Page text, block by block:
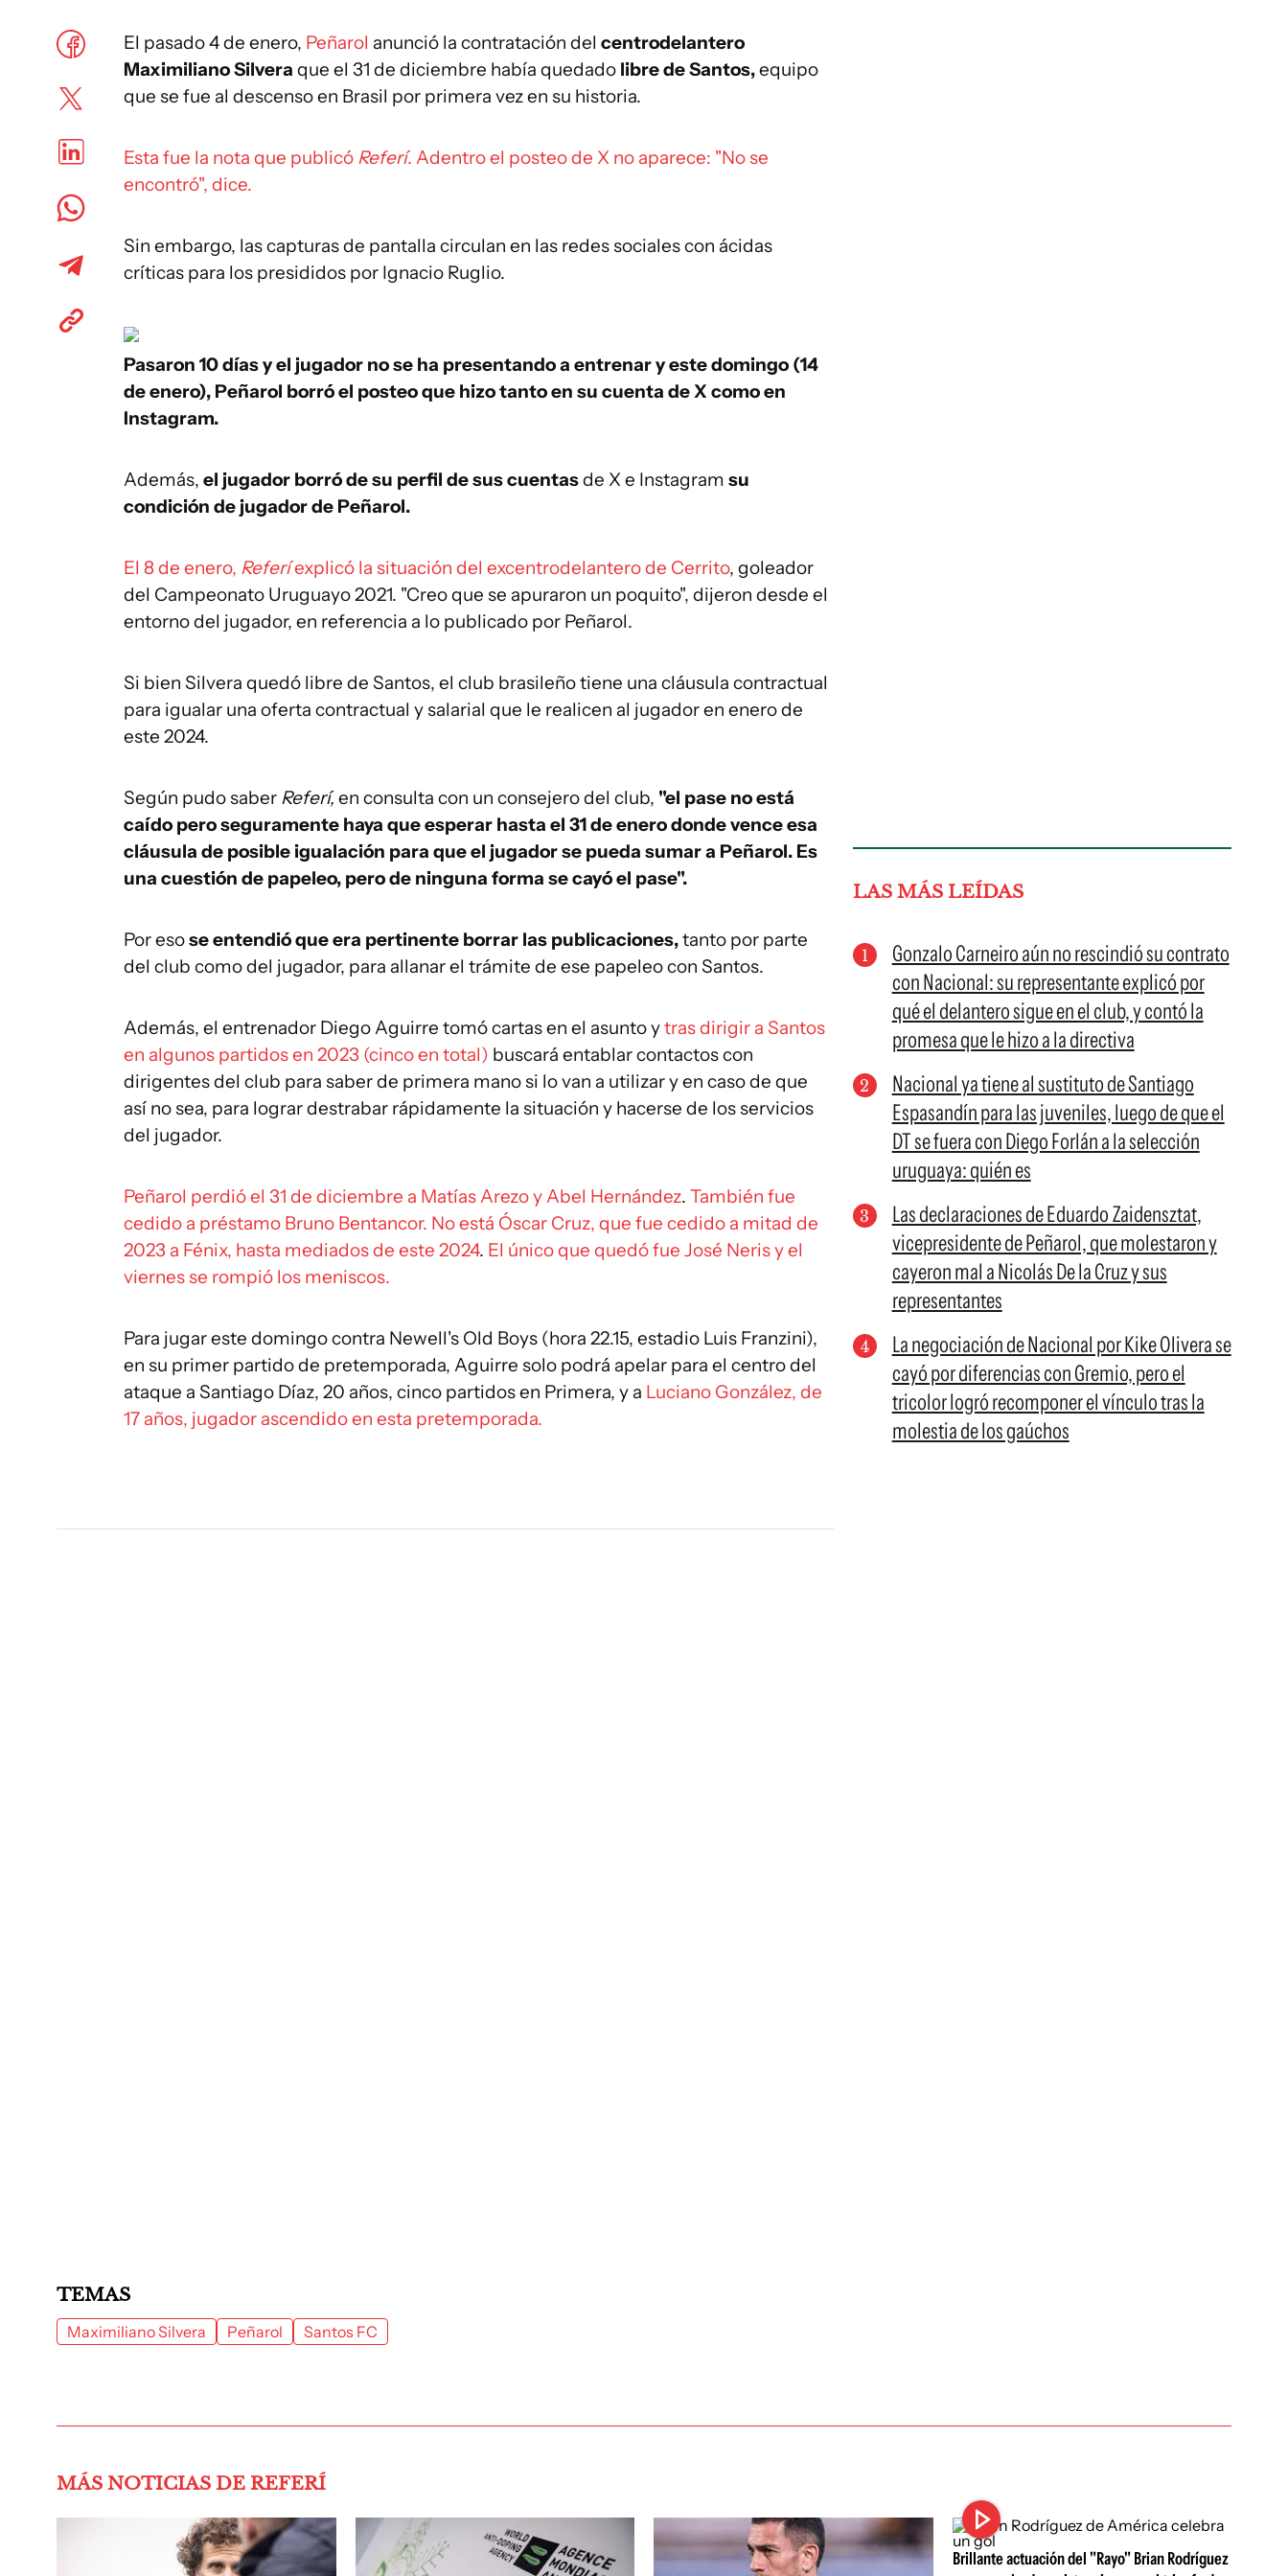
El pasado 4 de enero, Peñarol anunció la contratación del centrodelantero
Maximiliano Silvera que el 31 de diciembre había quedado libre de Santos,equipo
que se fue al descenso en Brasil por primera vez en su historia.
Esta fue la nota que publicó Referí. Adentro el posteo de X no aparece: "No se
encontró", dice.
Sin embargo, las capturas de pantalla circulan en las redes sociales con ácidas
críticas para los presididos por Ignacio Ruglio.
Pasaron 10 días y el jugador no se ha presentando a entrenar y este domingo (14
de enero), Peñarol borró el posteo que hizo tanto en su cuenta de X como en
Instagram.
Además, el jugador borró de su perfil de sus cuentasde X e Instagram su
condición de jugador de Peñarol.
El 8 de enero, Referíexplicó la situación del excentrodelantero de Cerrito, goleador
del Campeonato Uruguayo 2021. "Creo que se apuraron un poquito", dijeron desde el
entorno del jugador, en referencia a lo publicado por Peñarol.
Si bien Silvera quedó libre de Santos, el club brasileño tiene una cláusula contractual
para igualar una oferta contractual y salarial que le realicen al jugador en enero de
este 2024.
Según pudo saber Referí,en consulta con un consejero del club, "el pase no está
caído pero seguramente haya que esperar hasta el 31 de enero donde vence esa
cláusula de posible igualación para que el jugador se pueda sumar a Peñarol. Es
una cuestión de papeleo, pero de ninguna forma se cayó el pase".
Por esose entendió que era pertinente borrar las publicaciones,tanto por parte
del club como del jugador, para allanar el trámite de ese papeleo con Santos.
Además, el entrenador Diego Aguirre tomó cartas en el asunto ytras dirigir a Santos
en algunos partidos en 2023 (cinco en total) buscará entablar contactos con
dirigentes del club para saber de primera mano si lo van a utilizar y en caso de que
así no sea, para lograr destrabar rápidamente la situación y hacerse de los servicios
del jugador.
Peñarol perdió el 31 de diciembre a Matías Arezo y Abel Hernández. También fue
cedido a préstamo Bruno Bentancor. No está Óscar Cruz, que fue cedido a mitad de
2023 a Fénix, hasta mediados de este 2024. El único que quedó fue José Neris y el
viernes se rompió los meniscos.
Para jugar este domingo contra Newell's Old Boys (hora 22.15, estadio Luis Franzini),
en su primer partido de pretemporada, Aguirre solo podrá apelar para el centro del
ataque a Santiago Díaz, 20 años, cinco partidos en Primera, y a Luciano González, de
17 años, jugador ascendido en esta pretemporada.
LAS MÁS LEÍDAS
Gonzalo Carneiro aún no rescindió su contrato
con Nacional: su representante explicó por
qué el delantero sigue en el club, y contó la
promesa que le hizo a la directiva
Nacional ya tiene al sustituto de Santiago
Espasandín para las juveniles, luego de que el
DT se fuera con Diego Forlán a la selección
uruguaya: quién es
Las declaraciones de Eduardo Zaidensztat,
vicepresidente de Peñarol, que molestaron y
cayeron mal a Nicolás De la Cruz y sus
representantes
La negociación de Nacional por Kike Olivera se
cayó por diferencias con Gremio, pero el
tricolor logró recomponer el vínculo tras la
molestia de los gaúchos
TEMAS
Maximiliano Silvera Peñarol Santos FC
MÁS NOTICIAS DE REFERÍ
Brillante actuación del "Rayo" Brian Rodríguez